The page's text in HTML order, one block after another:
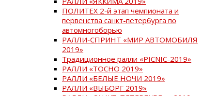
ПОЛИТЕХ 2-й этап чемпионата и
первенства санкт-петербурга по
автомногоборью
РАЛЛИ-СПРИНТ «МИР АВТОМОБИЛЯ
2019»
Традиционное ралли «PICNIC-2019»
РАЛЛИ «ТОСНО 2019»
РАЛЛИ «БЕЛЫЕ НОЧИ 2019»
РАЛЛИ «ВЫБОРГ 2019»